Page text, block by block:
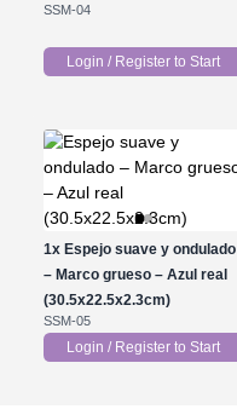
SSM-04
Login / Register to Start
1xEspejo suave y ondulado
– Marco grueso – Azul real
(30.5x22.5x2.3cm)
SSM-05
Login / Register to Start